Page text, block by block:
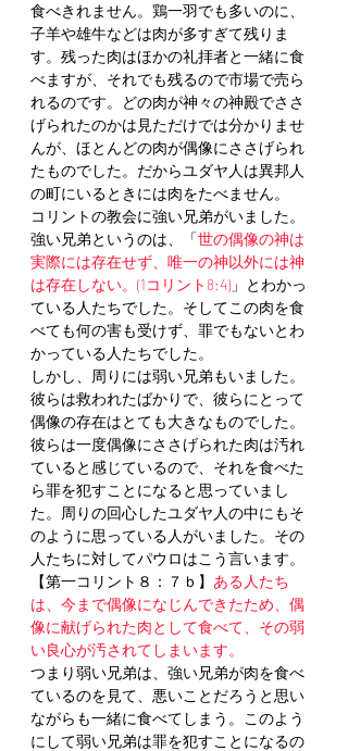
食べきれません。鶏一羽でも多いのに、
子羊や雄牛などは肉が多すぎて残りま
す。残った肉はほかの礼拝者と一緒に食
べますが、それでも残るので市場で売ら
れるのです。どの肉が神々の神殿でささ
げられたのかは見ただけでは分かりませ
んが、ほとんどの肉が偶像にささげられ
たものでした。だからユダヤ人は異邦人
の町にいるときには肉をたべません。
コリントの教会に強い兄弟がいました。
強い兄弟というのは、「世の偶像の神は
実際には存在せず、唯一の神以外には神
は存在しない。(1コリント8:4)」とわかっ
ている人たちでした。そしてこの肉を食
べても何の害も受けず、罪でもないとわ
かっている人たちでした。
しかし、周りには弱い兄弟もいました。
彼らは救われたばかりで、彼らにとって
偶像の存在はとても大きなものでした。
彼らは一度偶像にささげられた肉は汚れ
ていると感じているので、それを食べた
ら罪を犯すことになると思っていまし
た。周りの回心したユダヤ人の中にもそ
のように思っている人がいました。その
人たちに対してパウロはこう言います。
【第一コリント８：７ｂ】 ある人たち
は、今まで偶像になじんできたため、偶
像に献げられた肉として食べて、その弱
い良心が汚されてしまいます。
つまり弱い兄弟は、強い兄弟が肉を食べ
ているのを見て、悪いことだろうと思い
ながらも一緒に食べてしまう。このよう
にして弱い兄弟は罪を犯すことになるの